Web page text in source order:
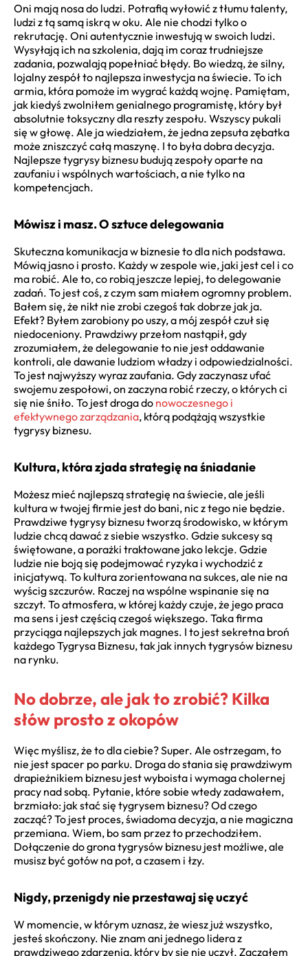
Oni mają nosa do ludzi. Potrafią wyłowić z tłumu talenty,
ludzi z tą samą iskrą w oku. Ale nie chodzi tylko o
rekrutację. Oni autentycznie inwestują w swoich ludzi.
Wysyłają ich na szkolenia, dają im coraz trudniejsze
zadania, pozwalają popełniać błędy. Bo wiedzą, że silny,
lojalny zespół to najlepsza inwestycja na świecie. To ich
armia, która pomoże im wygrać każdą wojnę. Pamiętam,
jak kiedyś zwolniłem genialnego programistę, który był
absolutnie toksyczny dla reszty zespołu. Wszyscy pukali
się w głowę. Ale ja wiedziałem, że jedna zepsuta zębatka
może zniszczyć całą maszynę. I to była dobra decyzja.
Najlepsze tygrysy biznesu budują zespoły oparte na
zaufaniu i wspólnych wartościach, a nie tylko na
kompetencjach.
Mówisz i masz. O sztuce delegowania
Skuteczna komunikacja w biznesie to dla nich podstawa.
Mówią jasno i prosto. Każdy w zespole wie, jaki jest cel i co
ma robić. Ale to, co robią jeszcze lepiej, to delegowanie
zadań. To jest coś, z czym sam miałem ogromny problem.
Bałem się, że nikt nie zrobi czegoś tak dobrze jak ja.
Efekt? Byłem zarobiony po uszy, a mój zespół czuł się
niedoceniony. Prawdziwy przełom nastąpił, gdy
zrozumiałem, że delegowanie to nie jest oddawanie
kontroli, ale dawanie ludziom władzy i odpowiedzialności.
To jest najwyższy wyraz zaufania. Gdy zaczynasz ufać
swojemu zespołowi, on zaczyna robić rzeczy, o których ci
się nie śniło. To jest droga do nowoczesnego i
efektywnego zarządzania, którą podążają wszystkie
tygrysy biznesu.
Kultura, która zjada strategię na śniadanie
Możesz mieć najlepszą strategię na świecie, ale jeśli
kultura w twojej firmie jest do bani, nic z tego nie będzie.
Prawdziwe tygrysy biznesu tworzą środowisko, w którym
ludzie chcą dawać z siebie wszystko. Gdzie sukcesy są
świętowane, a porażki traktowane jako lekcje. Gdzie
ludzie nie boją się podejmować ryzyka i wychodzić z
inicjatywą. To kultura zorientowana na sukces, ale nie na
wyścig szczurów. Raczej na wspólne wspinanie się na
szczyt. To atmosfera, w której każdy czuje, że jego praca
ma sens i jest częścią czegoś większego. Taka firma
przyciąga najlepszych jak magnes. I to jest sekretna broń
każdego Tygrysa Biznesu, tak jak innych tygrysów biznesu
na rynku.
No dobrze, ale jak to zrobić? Kilka
słów prosto z okopów
Więc myślisz, że to dla ciebie? Super. Ale ostrzegam, to
nie jest spacer po parku. Droga do stania się prawdziwym
drapieżnikiem biznesu jest wyboista i wymaga cholernej
pracy nad sobą. Pytanie, które sobie wtedy zadawałem,
brzmiało: jak stać się tygrysem biznesu? Od czego
zacząć? To jest proces, świadoma decyzja, a nie magiczna
przemiana. Wiem, bo sam przez to przechodziłem.
Dołączenie do grona tygrysów biznesu jest możliwe, ale
musisz być gotów na pot, a czasem i łzy.
Nigdy, przenigdy nie przestawaj się uczyć
W momencie, w którym uznasz, że wiesz już wszystko,
jesteś skończony. Nie znam ani jednego lidera z
prawdziwego zdarzenia, który by się nie uczył. Zacząłem